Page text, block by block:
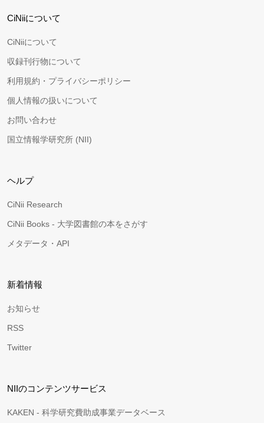
CiNiiについて
CiNiiについて
収録刊行物について
利用規約・プライバシーポリシー
個人情報の扱いについて
お問い合わせ
国立情報学研究所 (NII)
ヘルプ
CiNii Research
CiNii Books - 大学図書館の本をさがす
メタデータ・API
新着情報
お知らせ
RSS
Twitter
NIIのコンテンツサービス
KAKEN - 科学研究費助成事業データベース